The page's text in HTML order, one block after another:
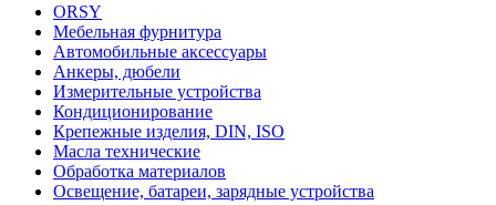
ORSY
Мебельная фурнитура
Автомобильные аксессуары
Анкеры, дюбели
Измерительные устройства
Кондиционирование
Крепежные изделия, DIN, ISO
Масла технические
Обработка материалов
Освещение, батареи, зарядные устройства